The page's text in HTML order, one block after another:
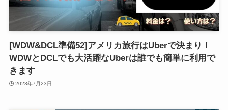
[WDW&DCL準備52]アメリカ旅行はUberで決まり！
WDWとDCLでも大活躍なUberは誰でも簡単に利用で
きます
2023年7月23日